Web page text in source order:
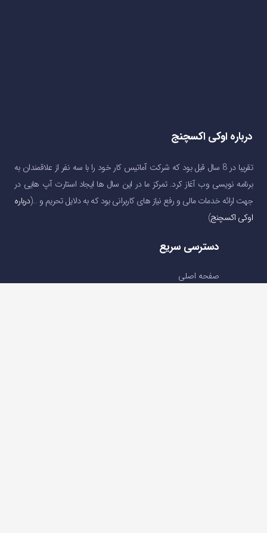
درباره اوکی اکسچنج
تقریبا در 8 سال قبل بود که شرکت آماتیس کار خود را با سه نفر از علاقمندان به
برنامه نویسی وب آغاز کرد. تمرکز ما در این سال ها ایجاد استارت آپ هایی در
جهت ارائه خدمات مالی و رفع نیاز های کاربرانی بود که به دلایل تحریم و …(درباره
اوکی اکسچنج)
دسترسی سریع
صفحه اصلی